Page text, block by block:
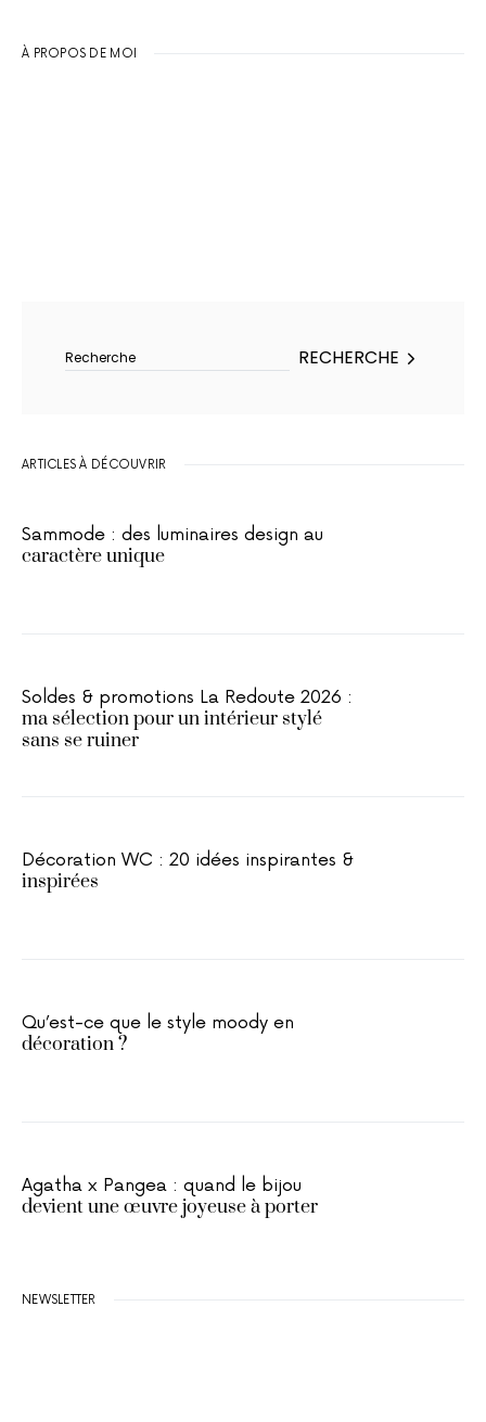
À PROPOS DE MOI
RECHERCHE
ARTICLES À DÉCOUVRIR
Sammode : des luminaires design au
caractère unique
Soldes & promotions La Redoute 2026 :
ma sélection pour un intérieur stylé
sans se ruiner
Décoration WC : 20 idées inspirantes &
inspirées
Qu’est-ce que le style moody en
décoration ?
Agatha x Pangea : quand le bijou
devient une œuvre joyeuse à porter
NEWSLETTER